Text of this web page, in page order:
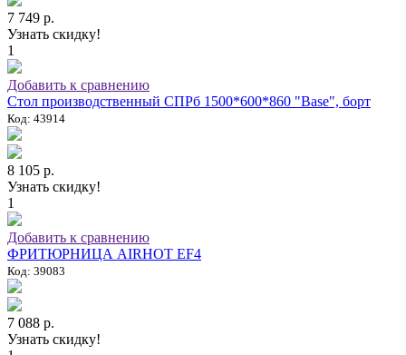
7 749 р.
Узнать скидку!
1
Добавить к сравнению
Стол производственный СПРб 1500*600*860 "Base", борт
Код: 43914
8 105 р.
Узнать скидку!
1
Добавить к сравнению
ФРИТЮРНИЦА AIRHOT EF4
Код: 39083
7 088 р.
Узнать скидку!